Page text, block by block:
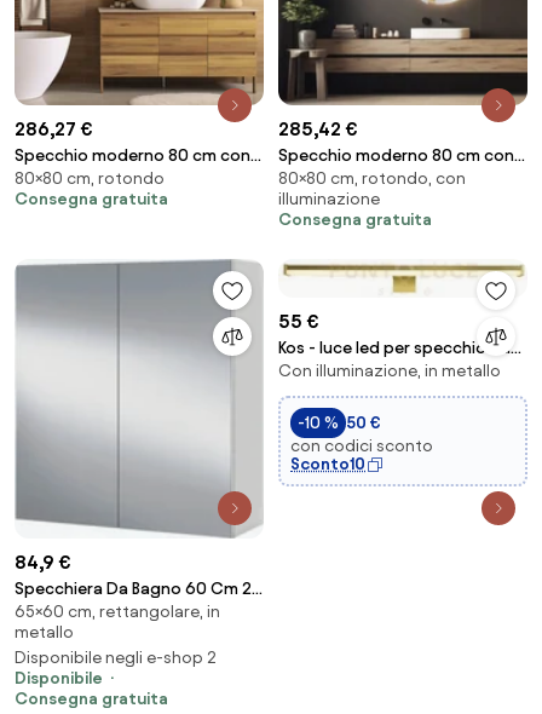
286,27 €
Specchio moderno 80 cm con
decori foglia oro e effetto
marmo bianco - KEVIN
80×80 cm, rotondo
Consegna gratuita
285,42 €
Specchio moderno 80 cm con
decori foglia oro e effetto
marmo nero - KEVIN
80×80 cm, rotondo, con
illuminazione
Consegna gratuita
84,9 €
Specchiera Da Bagno 60 Cm 2
Ante Con Ripiani Modulare
Bianco Lucido
65×60 cm, rettangolare, in
metallo
Disponibile negli e-shop 2
Disponibile
Consegna gratuita
55 €
Kos - luce led per specchio da
bagno - oro
Con illuminazione, in metallo
-10 % 50 €
con codici sconto
Sconto10